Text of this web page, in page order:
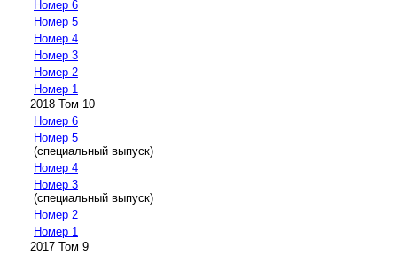
Номер 6
Номер 5
Номер 4
Номер 3
Номер 2
Номер 1
2018 Том 10
Номер 6
Номер 5
(специальный выпуск)
Номер 4
Номер 3
(специальный выпуск)
Номер 2
Номер 1
2017 Том 9